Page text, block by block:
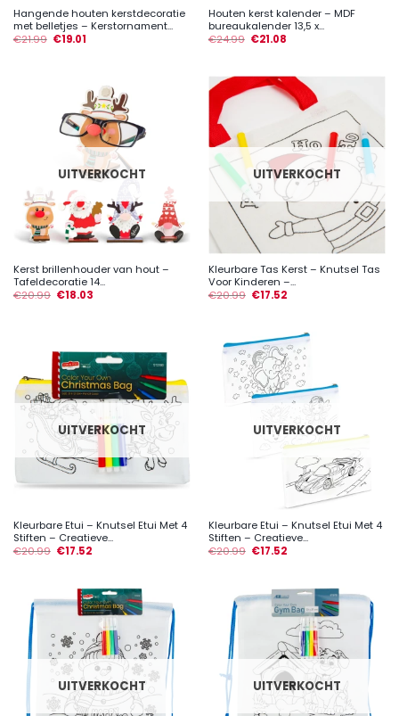
Hangende houten kerstdecoratie
met belletjes – Kerstornament...
€21.99 €19.01
Houten kerst kalender – MDF
bureaukalender 13,5 x...
€24.99 €21.08
UITVERKOCHT
Kerst brillenhouder van hout –
Tafeldecoratie 14...
€20.99 €18.03
UITVERKOCHT
Kleurbare Tas Kerst – Knutsel Tas
Voor Kinderen –...
€20.99 €17.52
UITVERKOCHT
Kleurbare Etui – Knutsel Etui Met 4
Stiften – Creatieve...
€20.99 €17.52
UITVERKOCHT
Kleurbare Etui – Knutsel Etui Met 4
Stiften – Creatieve...
€20.99 €17.52
UITVERKOCHT UITVERKOCHT